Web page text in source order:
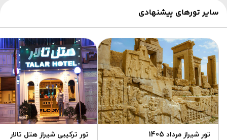
سایر تورهای پیشنهادی
تور شیراز مرداد 1405 تور ترکیبی شیراز هتل تالار